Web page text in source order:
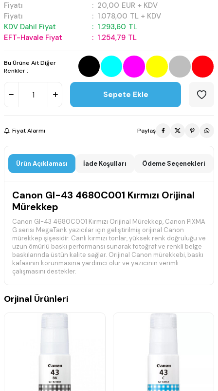
Fiyatı : 20,00 EUR + KDV
Fiyatı
: 1.078,00 TL + KDV
KDV Dahil Fiyat
: 1.293,60 TL
EFT-Havale Fiyat
: 1.254,79 TL
Bu Ürüne Ait Diğer
Renkler :
Sepete Ekle
Fiyat Alarmı Paylaş
Ürün Açıklaması İade Koşulları Ödeme Seçenekleri
Canon GI-43 4680C001 Kırmızı Orijinal
Mürekkep
Canon GI-43 4680C001 Kırmızı Orijinal Mürekkep, Canon PIXMA
G serisi MegaTank yazıcılar için geliştirilmiş orijinal Canon
mürekkep şişesidir. Canlı kırmızı tonlar, yüksek renk doğruluğu ve
uzun ömürlü baskı performansı sunarak fotoğraf ve renkli belge
baskılarında üstün kalite sağlar. Orijinal Canon mürekkebi, baskı
kafasının korunmasına yardımcı olur ve yazıcının verimli
çalışmasını destekler.
Marka:Canon
Ürün Kodu:
4680C001
Durum:
🖨️ Uyumlu Yazıcı Modelleri
Canon PIXMA G540
Orjinal Ürünleri